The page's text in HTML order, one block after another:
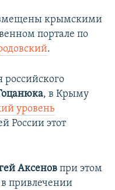
крымскими
портале по
.
, в Крыму
уровень
России этот
Аксенов при этом
привлечении